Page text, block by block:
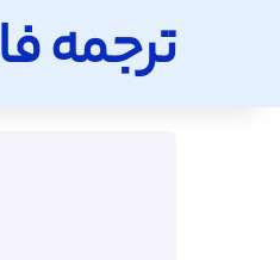
ترجمه فا